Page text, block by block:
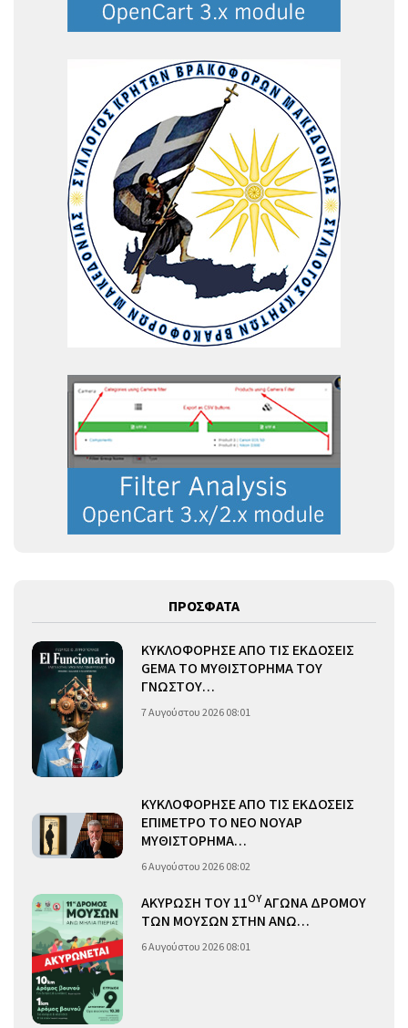
ΠΡΟΣΦΑΤΑ
ΚΥΚΛΟΦΟΡΗΣΕ ΑΠΟ ΤΙΣ ΕΚΔΟΣΕΙΣ
GEMA ΤΟ ΜΥΘΙΣΤΟΡΗΜΑ ΤΟΥ
ΓΝΩΣΤΟΥ…
7 Αυγούστου 2026 08:01
ΚΥΚΛΟΦΟΡΗΣΕ ΑΠΟ ΤΙΣ ΕΚΔΟΣΕΙΣ
ΕΠΙΜΕΤΡΟ ΤΟ ΝΕΟ ΝΟΥΑΡ
ΜΥΘΙΣΤΟΡΗΜΑ…
6 Αυγούστου 2026 08:02
ΑΚΥΡΩΣΗ ΤΟΥ 11ΟΥΑΓΩΝΑ ΔΡΟΜΟΥ
ΤΩΝ ΜΟΥΣΩΝ ΣΤΗΝ ΑΝΩ…
6 Αυγούστου 2026 08:01